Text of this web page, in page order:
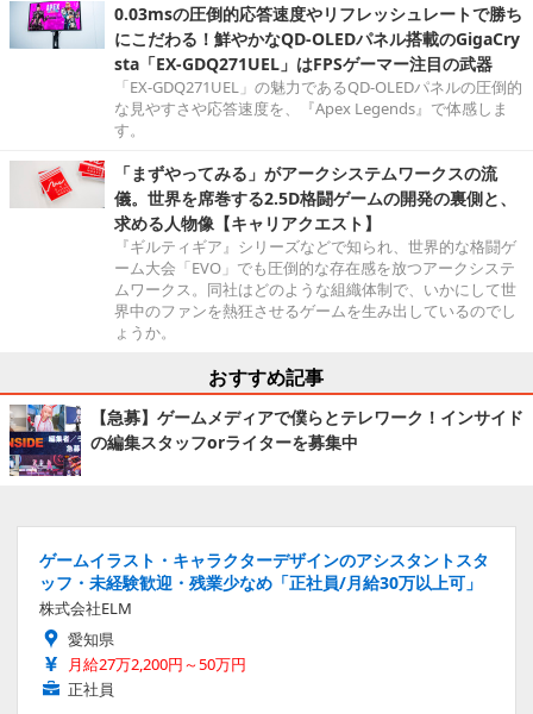
0.03msの圧倒的応答速度やリフレッシュレートで勝ち
にこだわる！鮮やかなQD-OLEDパネル搭載のGigaCry
sta「EX-GDQ271UEL」はFPSゲーマー注目の武器
「EX-GDQ271UEL」の魅力であるQD-OLEDパネルの圧倒的
な見やすさや応答速度を、『Apex Legends』で体感しま
す。
「まずやってみる」がアークシステムワークスの流
儀。世界を席巻する2.5D格闘ゲームの開発の裏側と、
求める人物像【キャリアクエスト】
『ギルティギア』シリーズなどで知られ、世界的な格闘ゲ
ーム大会「EVO」でも圧倒的な存在感を放つアークシステ
ムワークス。同社はどのような組織体制で、いかにして世
界中のファンを熱狂させるゲームを生み出しているのでし
ょうか。
おすすめ記事
【急募】ゲームメディアで僕らとテレワーク！インサイド
の編集スタッフorライターを募集中
ゲームイラスト・キャラクターデザインのアシスタントスタ
ッフ・未経験歓迎・残業少なめ「正社員/月給30万以上可」
株式会社ELM
愛知県
月給27万2,200円～50万円
正社員